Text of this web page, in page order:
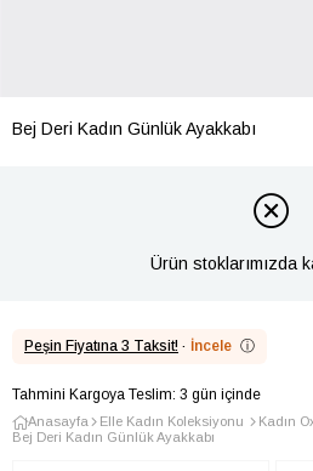
Bej Deri Kadın Günlük Ayakkabı
Ürün stoklarımızda
Peşin Fiyatına 3 Taksit! · İncele ⓘ
Tahmini Kargoya Teslim: 3 gün içinde
Anasayfa Elle Kadın Koleksiyonu
Kadın
Bej Deri Kadın Günlük Ayakkabı